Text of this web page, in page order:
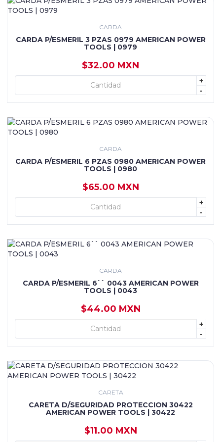
CARDA
CARDA P/ESMERIL 3 PZAS 0979 AMERICAN POWER
TOOLS | 0979
$32.00 MXN
+
-
+ AGREGAR
CARDA
CARDA P/ESMERIL 6 PZAS 0980 AMERICAN POWER
TOOLS | 0980
$65.00 MXN
+
-
+ AGREGAR
CARDA
CARDA P/ESMERIL 6`` 0043 AMERICAN POWER
TOOLS | 0043
$44.00 MXN
+
-
+ AGREGAR
CARETA
CARETA D/SEGURIDAD PROTECCION 30422
AMERICAN POWER TOOLS | 30422
$11.00 MXN